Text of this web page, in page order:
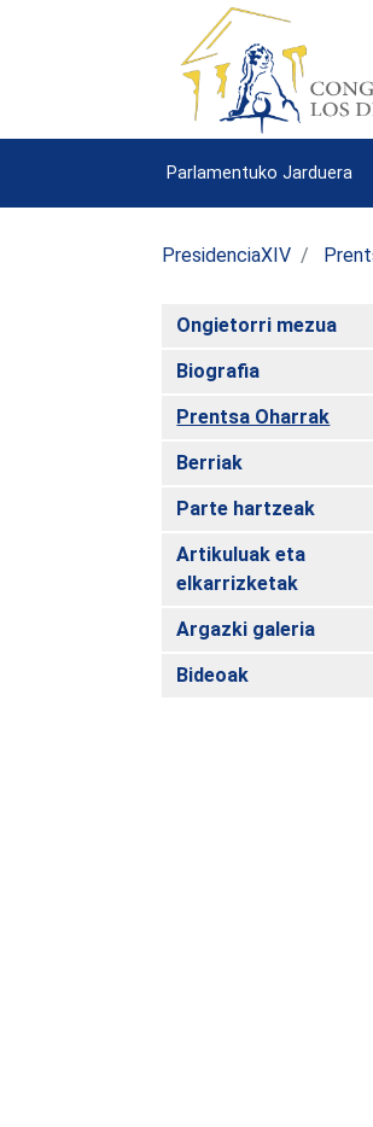
Parlamentuko Jarduera
PresidenciaXIV
Ongietorri mezua
Biografia
Prentsa Oharrak
Berriak
Parte hartzeak
Artikuluak eta
elkarrizketak
Argazki galeria
Bideoak